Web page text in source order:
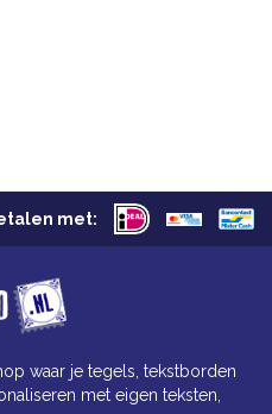
met:
waar je tegels, tekstborden
met eigen teksten,